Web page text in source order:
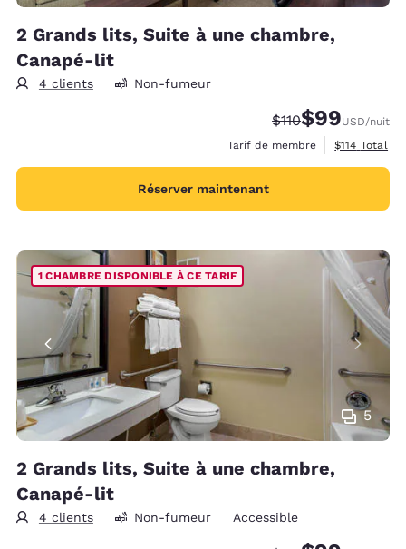
2 Grands lits, Suite à une chambre,
Canapé-lit
4 clients Non-fumeur
Tarif barré :
$110Tarif réduit :
$99USD/nuit
Tarif de membre
Afficher les
$114 Total
Réserver maintenant
5
1 CHAMBRE DISPONIBLE À CE TARIF
2 Grands lits, Suite à une chambre,
Canapé-lit
4 clients Non-fumeur Accessible